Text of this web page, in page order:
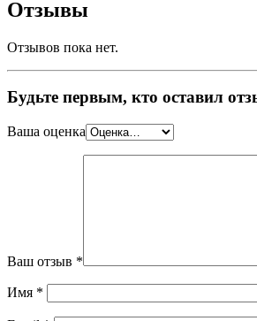
Отзывы
Отзывов пока нет.
Будьте первым, кто оставил
Ваша оценка
Ваш отзыв *
Имя *